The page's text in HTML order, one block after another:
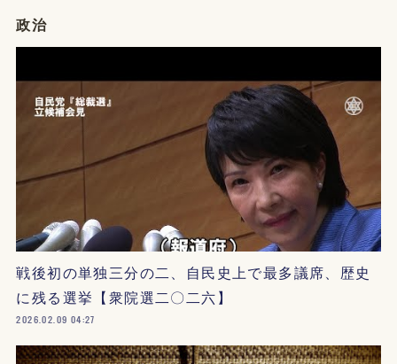
政治
戦後初の単独三分の二、自民史上で最多議席、歴史
に残る選挙【衆院選二〇二六】
2026.02.09 04:27